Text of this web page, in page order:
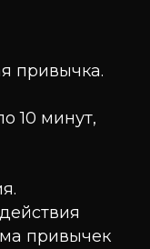
привычка.
10 минут,
привычек